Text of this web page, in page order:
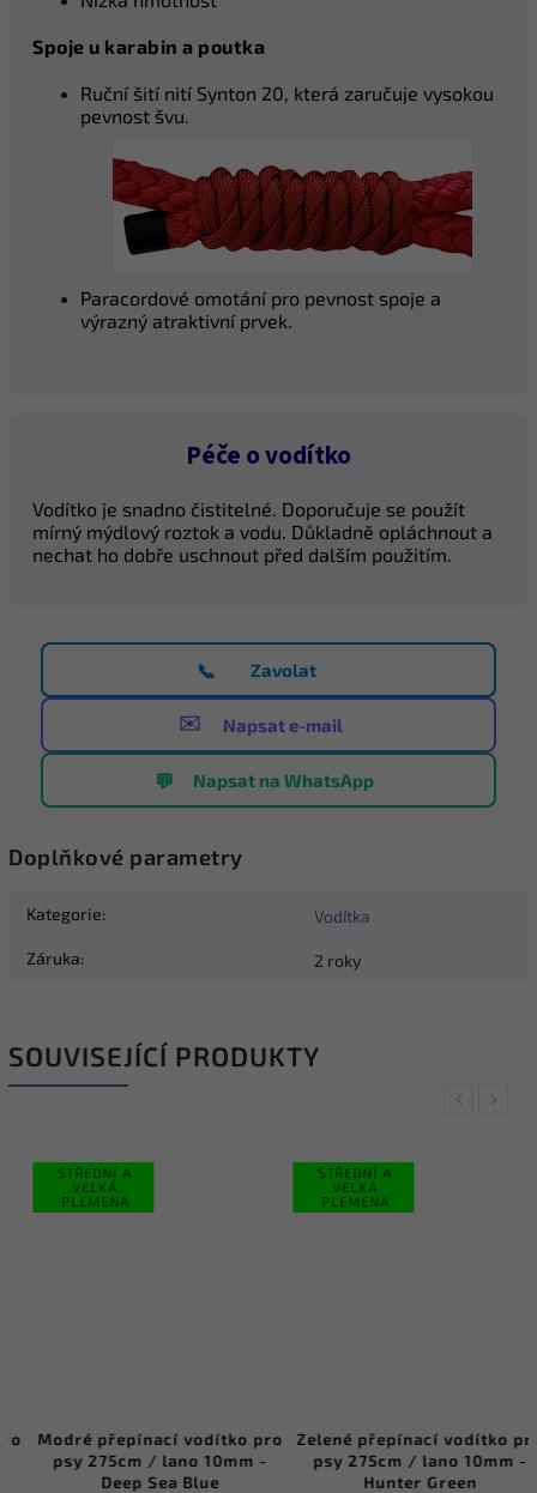
Spoje u karabin a poutka
Ruční šití nití Synton 20, která zaručuje vysokou
pevnost švu.
Paracordové omotání pro pevnost spoje a
výrazný atraktivní prvek.
Péče o vodítko
Vodítko je snadno čistitelné. Doporučuje se použít
mírný mýdlový roztok a vodu. Důkladně opláchnout a
nechat ho dobře uschnout před dalším použitím.
📞 Zavolat
✉️ Napsat e-mail
💬 Napsat na WhatsApp
Doplňkové parametry
Kategorie: Vodítka
Záruka: 2 roky
SOUVISEJÍCÍ PRODUKTY
Previous
STŘEDNÍ A
VELKÁ
PLEMENA
Modré přepínací vodítko pro
psy 275cm / lano 10mm -
Deep Sea Blue
STŘEDNÍ A
VELKÁ
PLEMENA
Zelené přepínací vodítko pro
psy 275cm / lano 10mm -
Hunter Green
Next